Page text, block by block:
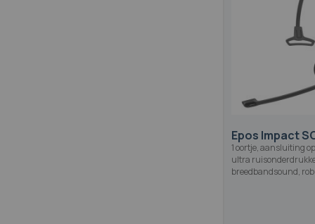
Epos Impact
1 oortje, aansluiting
ultra
breedbandsound,